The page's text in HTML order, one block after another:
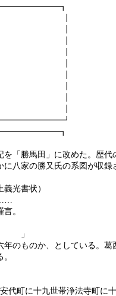
、 ┃
女 ┃
系 ┃
正妻 ┃
系 ┃
同 ┃
門妻 ┃
妻 ┃
妻 ┃
━━━━━━━━┓
勝馬田」に改めた。歴代
家の勝又氏の系図が収録
光書状）
。
ものか、としている。葛
代町に十九世帯浄法寺町